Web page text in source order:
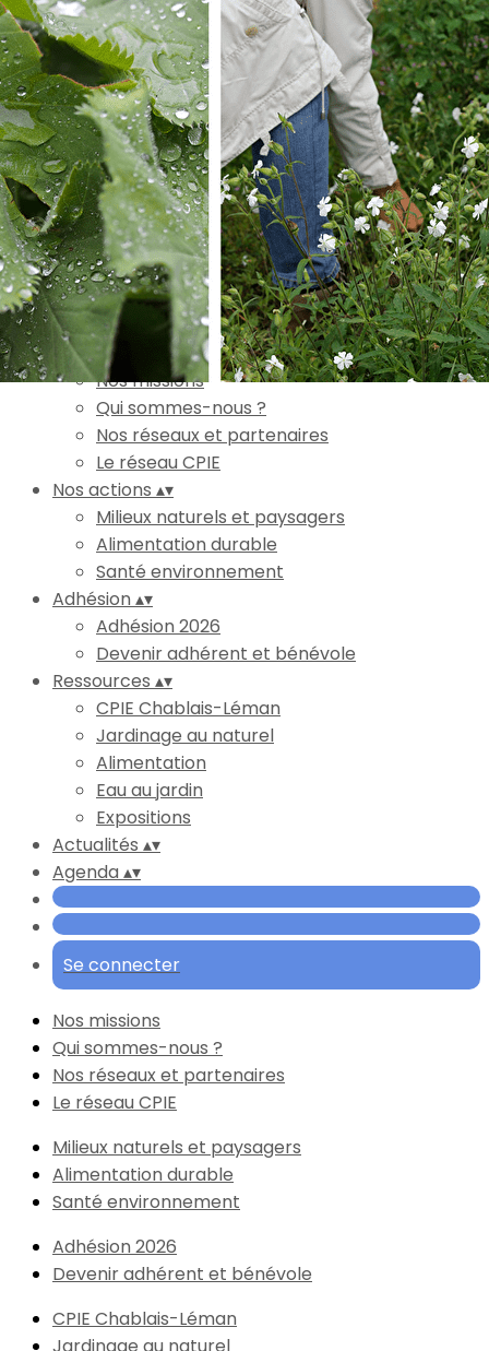
Exporter les lignes sélectionnées
Exporter toutes les colonnes
Exporter uniquement les colonnes affichées
Menu
Ajoutez un logo, un bouton, des réseaux sociaux
Cliquez pour éditer
Accueil▴
L'association
▴▾
Nos missions
Qui sommes-nous ?
Nos réseaux et partenaires
Le réseau CPIE
Nos actions ▴▾
Milieux naturels et paysagers
Alimentation durable
Santé environnement
Adhésion▴▾
Adhésion 2026
Devenir adhérent et bénévole
Ressources ▴▾
CPIE Chablais-Léman
Jardinage au naturel
Alimentation
Eau au jardin
Expositions
Actualités ▴▾
Agenda▴▾
Se connecter
Nos missions
Qui sommes-nous ?
Nos réseaux et partenaires
Le réseau CPIE
Milieux naturels et paysagers
Alimentation durable
Santé environnement
Adhésion 2026
Devenir adhérent et bénévole
CPIE Chablais-Léman